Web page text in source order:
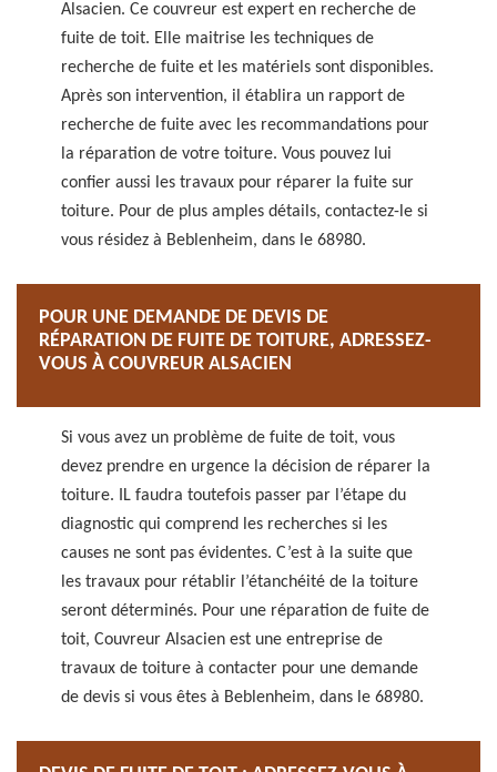
Alsacien. Ce couvreur est expert en recherche de
fuite de toit. Elle maitrise les techniques de
recherche de fuite et les matériels sont disponibles.
Après son intervention, il établira un rapport de
recherche de fuite avec les recommandations pour
la réparation de votre toiture. Vous pouvez lui
confier aussi les travaux pour réparer la fuite sur
toiture. Pour de plus amples détails, contactez-le si
vous résidez à Beblenheim, dans le 68980.
POUR UNE DEMANDE DE DEVIS DE
RÉPARATION DE FUITE DE TOITURE, ADRESSEZ-
VOUS À COUVREUR ALSACIEN
Si vous avez un problème de fuite de toit, vous
devez prendre en urgence la décision de réparer la
toiture. IL faudra toutefois passer par l’étape du
diagnostic qui comprend les recherches si les
causes ne sont pas évidentes. C’est à la suite que
les travaux pour rétablir l’étanchéité de la toiture
seront déterminés. Pour une réparation de fuite de
toit, Couvreur Alsacien est une entreprise de
travaux de toiture à contacter pour une demande
de devis si vous êtes à Beblenheim, dans le 68980.